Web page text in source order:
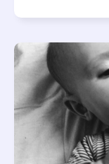
APPEL À SOUTIEN